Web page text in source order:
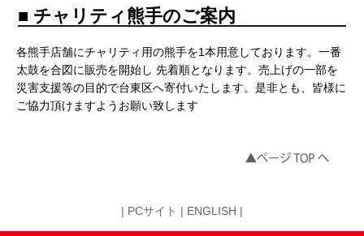
■ チャリティ熊手のご案内
各熊手店舗にチャリティ用の熊手を1本用意しております。一番
太鼓を合図に販売を開始し 先着順となります。売上げの一部を
災害支援等の目的で台東区へ寄付いたします。是非とも、皆様に
ご協力頂けますようお願い致します
| PCサイト | ENGLISH |